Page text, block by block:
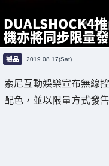
DUALSHOCK4
機亦將同步限量
製品 2019.08.17(Sat)
索尼互動娛樂宣布無線
配色，並以限量方式發